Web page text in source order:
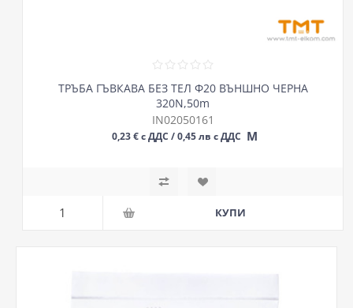
ТРЪБА ГЪВКАВА БЕЗ ТЕЛ Ф20 ВЪНШНО ЧЕРНА
320N,50m
IN02050161
0,23 € с ДДС / 0,45 лв с ДДС М